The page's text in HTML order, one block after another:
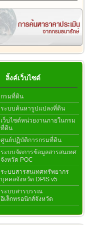
ลิ้งค์เว็บไซต์
กรมที่ดิน
ระบบค้นหารูปแปลงที่ดิน
เว็บไซต์หน่วยงานภายในกรม
ที่ดิน
ศูนย์ปฏิบัติการกรมที่ดิน
ระบบจัดการข้อมูลสารสนเทศ
จังหวัด POC
ระบบสารสนเทศทรัพยากร
บุคคลจังหวัด DPIS v5
ระบบสารบรรณ
อิเล็กทรอนิกส์จังหวัด